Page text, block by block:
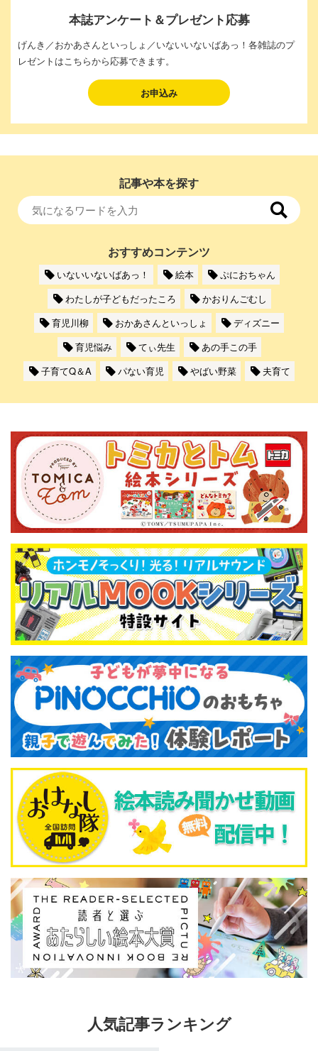
本誌アンケート＆プレゼント応募
げんき／おかあさんといっしょ／いないいないばあっ！各雑誌のプ
レゼントはこちらから応募できます。
お申込み
記事や本を探す
おすすめコンテンツ
いないいないばあっ！ 絵本
ぷにおちゃん
わたしが子どもだったころ
かおりんごむし
育児川柳
おかあさんといっしょ
ディズニー
育児悩み
てぃ先生
あの手この手
子育てQ＆A
パない育児 やばい野菜 夫育て
人気記事ランキング